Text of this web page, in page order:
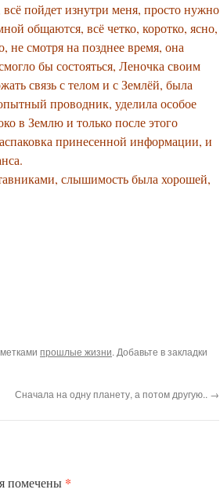
пойдет изнутри меня, просто нужно
общаются, всё четко, коротко, ясно,
смотря на позднее время, она
бы состояться, Леночка своим
связь с телом и с Землёй, была
проводник, уделила особое
в Землю и только после этого
принесенной информации, и
слышимость была хорошей,
прошлые жизни. Добавьте в закладки
Сначала на одну планету, а потом другую.. →
помечены *